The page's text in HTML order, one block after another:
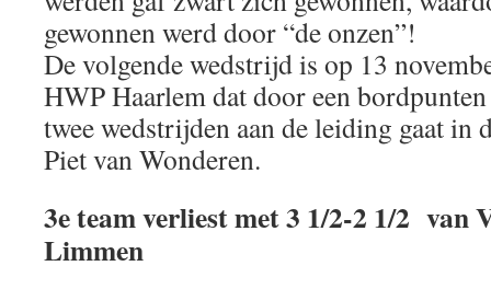
gewonnen werd door “de onzen”!
De volgende wedstrijd is op 13
HWP Haarlem dat door een
twee wedstrijden aan de leiding gaat in
Piet van Wonderen.
3e team verliest met 3 1/2-2 1/2 van
Limmen